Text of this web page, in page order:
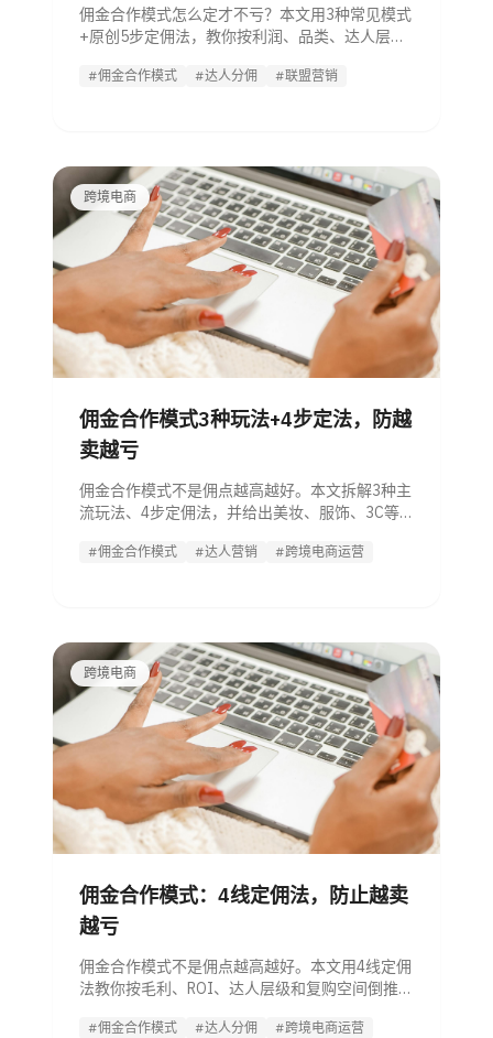
佣金合作模式怎么定才不亏？本文用3种常见模式
+原创5步定佣法，教你按利润、品类、达人层级
#佣金合作模式 #达人分佣 #联盟营销
跨境电商
佣金合作模式3种玩法+4步定法，防越
卖越亏
佣金合作模式不是佣点越高越好。本文拆解3种主
流玩法、4步定佣法，并给出美妆、服饰、3C等
佣低利陷阱。
#佣金合作模式 #达人营销 #跨境电商运营
跨境电商
佣金合作模式：4线定佣法，防止越卖
越亏
佣金合作模式不是佣点越高越好。本文用4线定佣
法教你按毛利、ROI、达人层级和复购空间倒推佣
场景。
#佣金合作模式 #达人分佣 #跨境电商运营